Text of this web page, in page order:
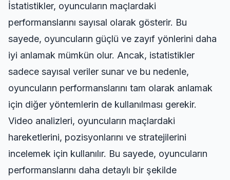
İstatistikler, oyuncuların maçlardaki
performanslarını sayısal olarak gösterir. Bu
sayede, oyuncuların güçlü ve zayıf yönlerini daha
iyi anlamak mümkün olur. Ancak, istatistikler
sadece sayısal veriler sunar ve bu nedenle,
oyuncuların performanslarını tam olarak anlamak
için diğer yöntemlerin de kullanılması gerekir.
Video analizleri, oyuncuların maçlardaki
hareketlerini, pozisyonlarını ve stratejilerini
incelemek için kullanılır. Bu sayede, oyuncuların
performanslarını daha detaylı bir şekilde